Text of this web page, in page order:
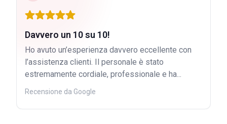
Davvero un 10 su 10!
Ho avuto un’esperienza davvero eccellente con
l’assistenza clienti. Il personale è stato
estremamente cordiale, professionale e ha...
Recensione da Google